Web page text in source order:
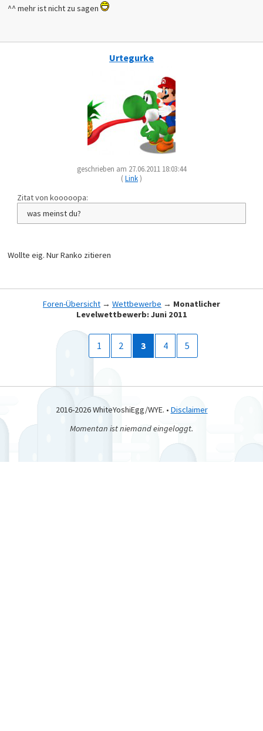
^^ mehr ist nicht zu sagen
Urtegurke
geschrieben am 27.06.2011 18:03:44
(Link)
Zitat von kooooopa:
was meinst du?
Wollte eig. Nur Ranko zitieren
Foren-Übersicht → Wettbewerbe → Monatlicher
Levelwettbewerb: Juni 2011
1 2 3 4 5
2016-2026 WhiteYoshiEgg/WYE. • Disclaimer
Momentan ist niemand eingeloggt.